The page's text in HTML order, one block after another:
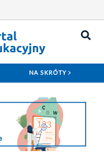
NA SKRÓTY